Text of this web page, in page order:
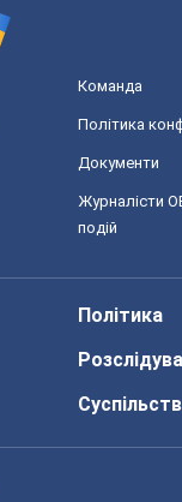
Команда
Політика
Документи
Журналісти
подій
Політика